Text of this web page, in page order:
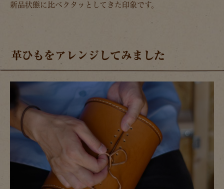
新品状態に比べクタッとしてきた印象です。
革ひもをアレンジしてみました